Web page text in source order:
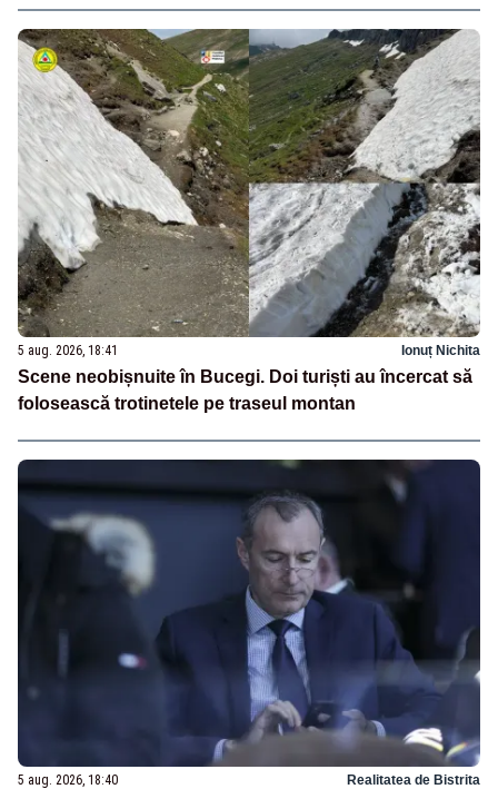
5 aug. 2026, 18:41 Ionuț Nichita
Scene neobișnuite în Bucegi. Doi turiști au încercat să
folosească trotinetele pe traseul montan
5 aug. 2026, 18:40 Realitatea de Bistrita